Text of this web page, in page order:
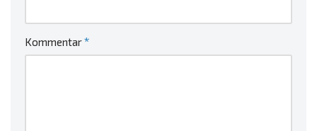
Kommentar*